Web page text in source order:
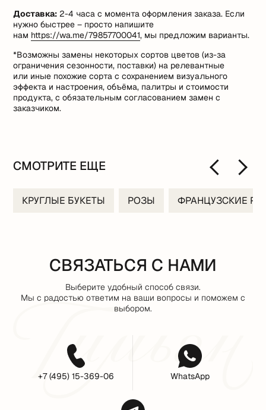
Доставка: 2-4 часа с момента оформления заказа. Если
нужно быстрее – просто напишите
нам https://wa.me/79857700041, мы предложим варианты.
*Возможны замены некоторых сортов цветов (из-за
ограничения сезонности, поставки) на релевантные
или иные похожие сорта с сохранением визуального
эффекта и настроения, объёма, палитры и стоимости
продукта, с обязательным согласованием замен с
заказчиком.
СМОТРИТЕ ЕЩЕ
КРУГЛЫЕ БУКЕТЫ РОЗЫ ФРАНЦУЗСКИЕ
СВЯЗАТЬСЯ С НАМИ
Выберите удобный способ связи.
Мы с радостью ответим на ваши вопросы и поможем с
выбором.
+7 (495) 15-369-06 WhatsApp